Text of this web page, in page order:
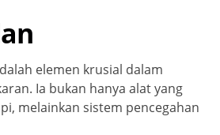
elemen krusial dalam
Ia bukan hanya alat yang
melainkan sistem pencegahan